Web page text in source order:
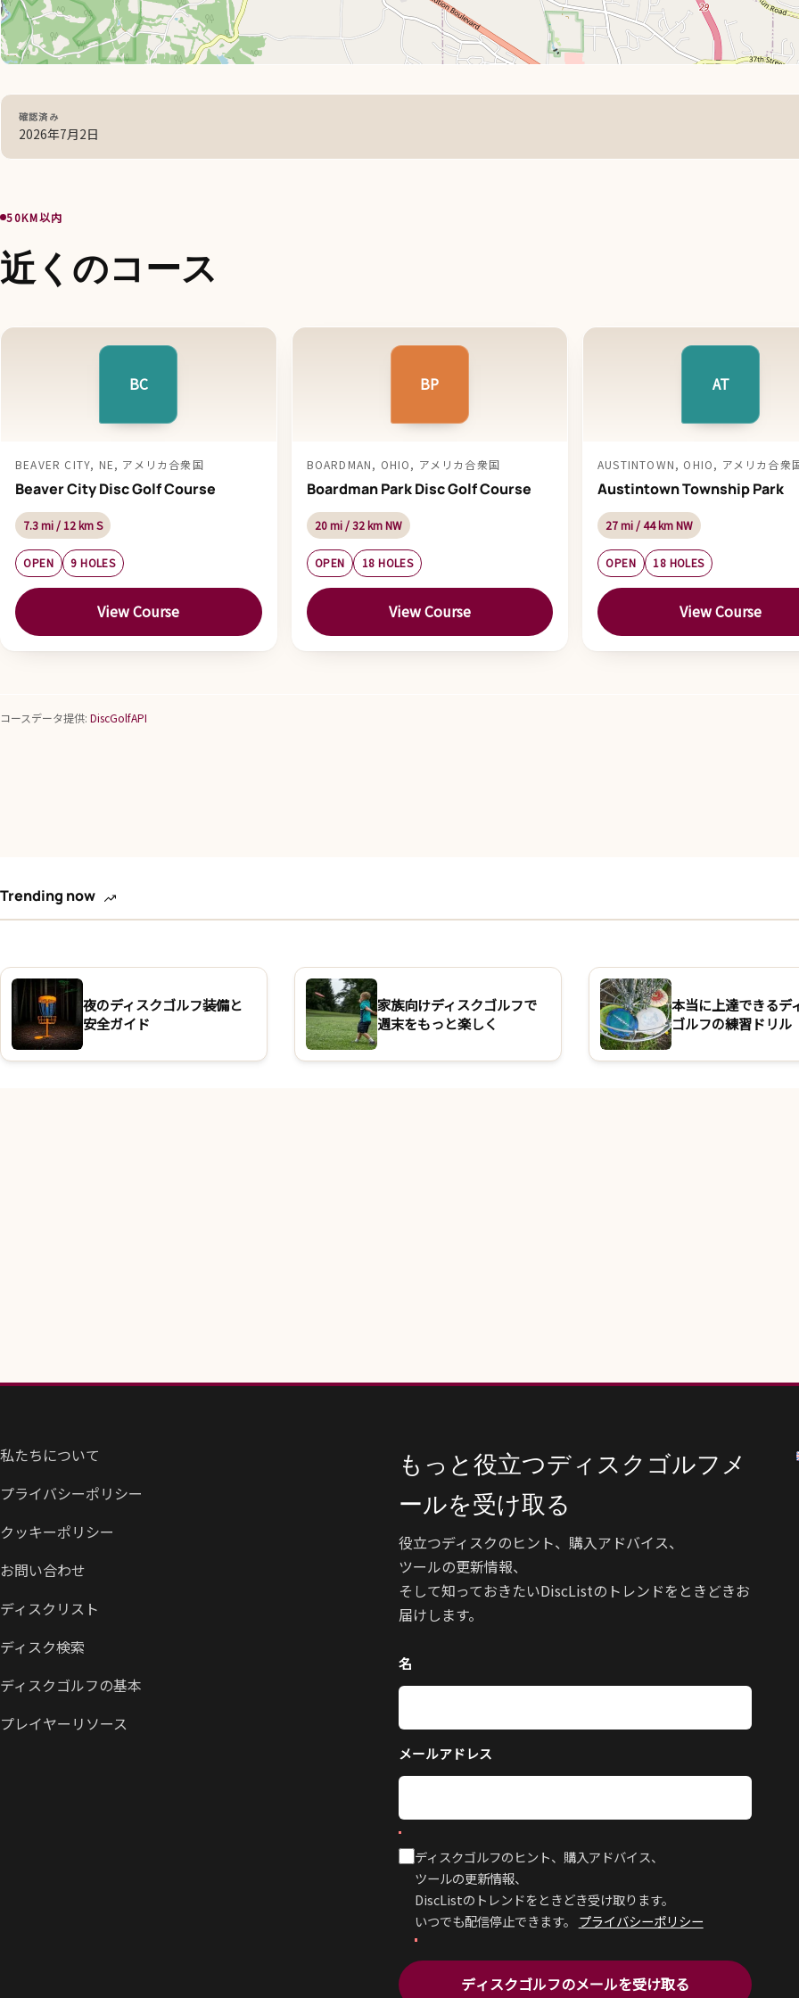
確認済み
2026年7月2日
50KM以内
近くのコース
BC
BEAVER CITY, NE, アメリカ合衆国
Beaver City Disc Golf Course
7.3 mi / 12 km S
OPEN 9 HOLES
View Course
BP
BOARDMAN, OHIO, アメリカ合衆国
Boardman Park Disc Golf Course
20 mi / 32 km NW
OPEN 18 HOLES
View Course
AT
AUSTINTOWN, OHIO, アメリカ合衆
Austintown Township Park
27 mi / 44 km NW
OPEN 18 HOLES
View Course
コースデータ提供: DiscGolfAPI
Trending now
夜のディスクゴルフ装備と
安全ガイド
家族向けディスクゴルフで
週末をもっと楽しく
本当に上達できるデ
ゴルフの練習ドリル
私たちについて
プライバシーポリシー
クッキーポリシー
お問い合わせ
ディスクリスト
ディスク検索
ディスクゴルフの基本
プレイヤーリソース
もっと役立つディスクゴルフメ
ールを受け取る
役立つディスクのヒント、購入アドバイス、
ツールの更新情報、
そして知っておきたいDiscListのトレンドをときどきお
届けします。
名
メールアドレス
ディスクゴルフのヒント、購入アドバイス、
ツールの更新情報、
DiscListのトレンドをときどき受け取ります。
いつでも配信停止できます。 プライバシーポリシー
ディスクゴルフのメールを受け取る